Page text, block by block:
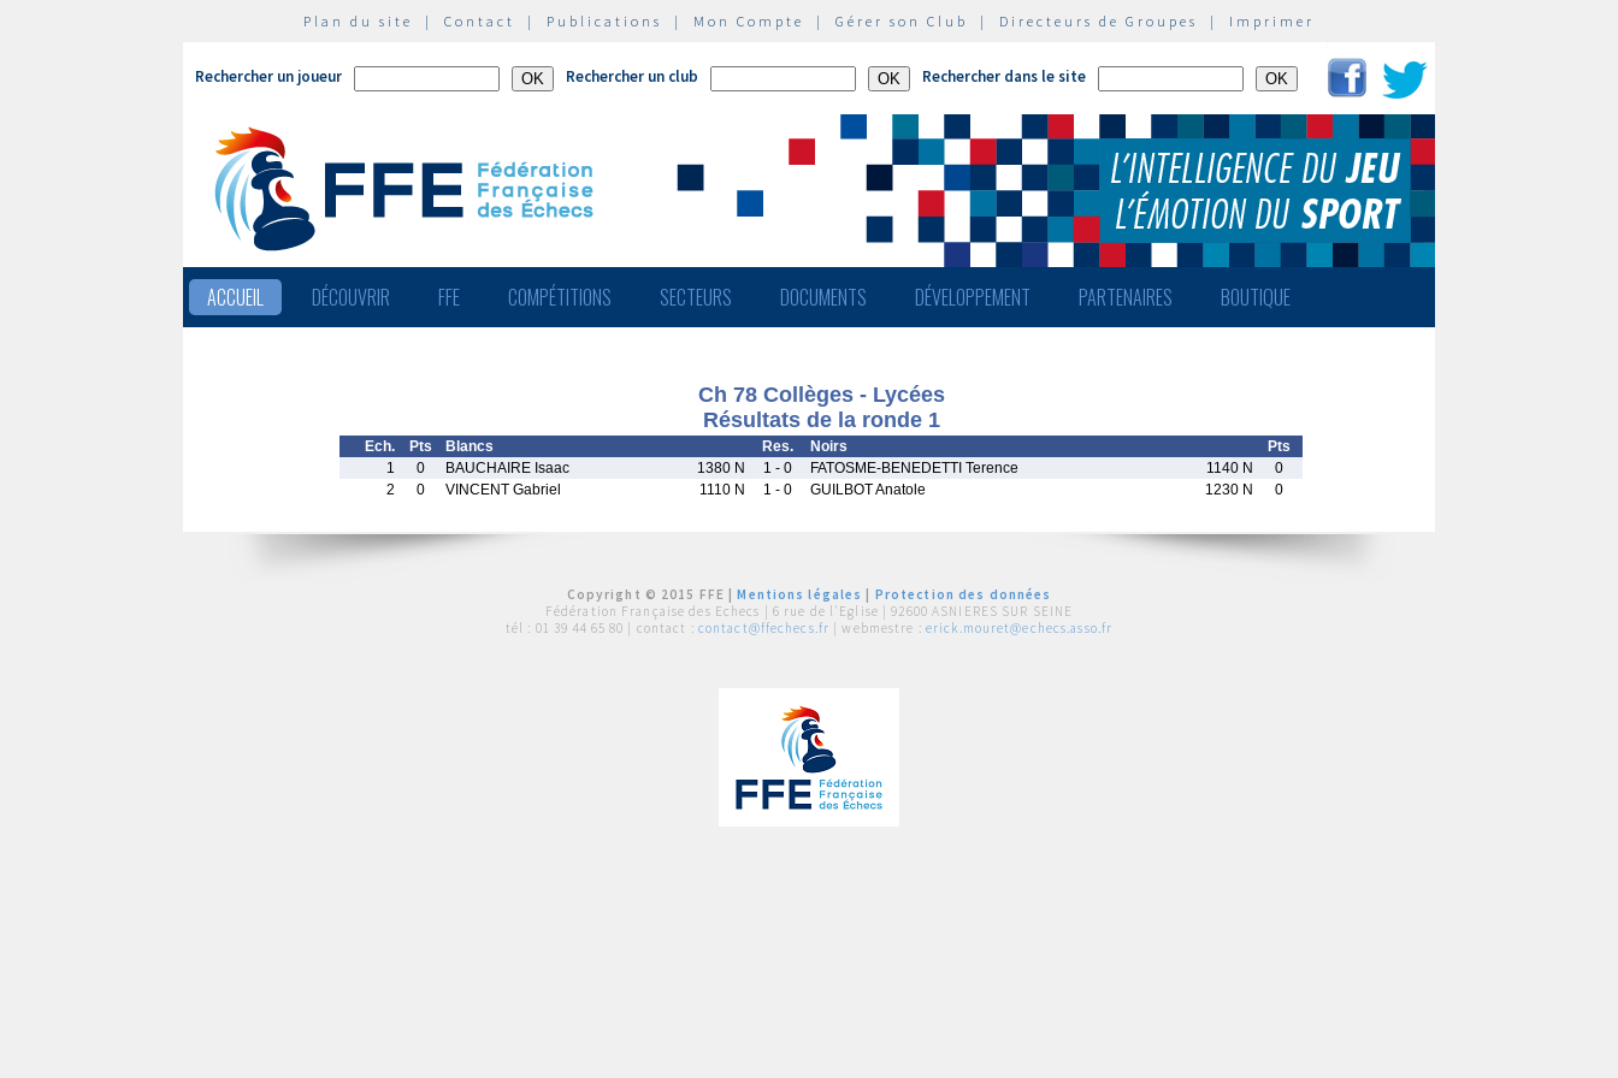
Plan du site | Contact | Publications | Mon Compte | Gérer son Club | Directeurs de Groupes | Imprimer
Rechercher un joueur Rechercher un club Rechercher dans le site
ACCUEIL DÉCOUVRIR FFE COMPÉTITIONS SECTEURS DOCUMENTS DÉVELOPPEMENT PARTENAIRES BOUTIQUE
Ch 78 Collèges - Lycées
Résultats de la ronde 1
Ech. Pts Blancs Res. Noirs
Pts
1
0 BAUCHAIRE Isaac 1380 N 1 - 0 FATOSME-BENEDETTI Terence 1140 N
0
2
0 VINCENT Gabriel 1110 N 1 - 0 GUILBOT Anatole 1230 N 0
Copyright © 2015 FFE |Mentions légales
Protection des données
Fédération Française des Echecs | 6 rue de l'Eglise | 92600 ASNIERES SUR SEINE
tél : 01 39 44 65 80 | contact : contact@ffechecs.fr | webmestre : erick.mouret@echecs.asso.fr